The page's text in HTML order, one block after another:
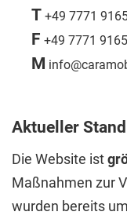
T +49 7771
F +49 7771
M
Aktueller
Die Website ist
Maßnahmen zur
wurden bereits